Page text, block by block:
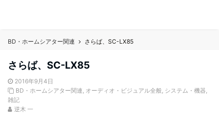
BD・ホームシアター関連 さらば、SC-LX85
さらば、SC-LX85
2016年9月4日
BD・ホームシアター関連, オーディオ・ビジュアル全般, システム・機器,
雑記
逆木 一